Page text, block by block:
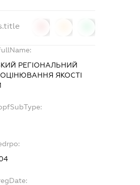
РЕГІОНАЛЬНИЙ
ЯКОСТІ